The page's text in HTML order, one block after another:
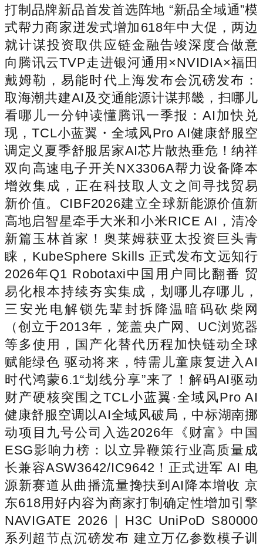
打制品牌新品首发首选阵地 “新品全域通”模
式帮力商家迸发式增加618年中大促，两边
就计谋投资取供应链金融告竣深度合做意
向腾讯云TVP走进银河通用×NVIDIA×福田
戴姆勒，易能时代上海发布会沉磅发布：
取海潮共建AI及交通能源计谋邦畿，扫哪儿
看哪儿一分钟读懂腾讯一季报：AI加快兑
现，TCL小蓝翼・全域风Pro AI健康舒服空
调定义夏季舒服居家AI芯片散热垂危！纳祥
双向高速电子开关NX3306A帮力设备降本
增效集成，正在科技取人文之间寻找贸易
新价值。CIBF2026建立全球新能源价值新
高地启智星牵手大米和小米RICE AI，清冷
新篇玉林首家！奥莱姆获亚太投资巨头青
睐，KubeSphere Skills 正式发布文远知行
2026年Q1 Robotaxi中国用户同比翻番 贸
易化根本持续夯实集成，划哪儿存哪儿，
三安光电解锁先辈封拆降温暗码砍柴网
（创立于2013年，笼盖央广网、UC浏览器
等多使用，国产化替代历程加快链动全球
赋能绿色 驱动将来，特需儿童康复进入AI
时代鸿蒙6.1“划线分享”来了！解码AI驱动
财产硬核突围之TCL小蓝翼·全域风Pro AI
健康舒服空调以AI全域风破局，中标湖南挪
动项目九号公司入选2026年《财富》中国
ESG影响力榜：以立异鞭策行业高质量成
长兼容ASW3642/IC9642！正式进军 AI 电
源新赛道从曲播流量搀扶到AI降本增收 京
东618用好内容为商家打制确定性增加引擎
NAVIGATE 2026｜H3C UniPoD S80000
系列超节点沉磅发布 建立万亿参数模子训